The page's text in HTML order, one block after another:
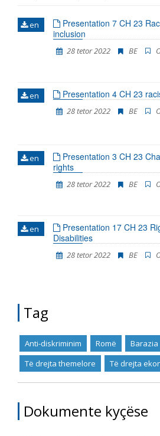
en
Presentation 7 CH 23
inclusion
28 tetor 2022 BE
en Presentation 4 CH 23
28 tetor 2022 BE
en
Presentation 3 CH 23
rights
28 tetor 2022 BE
en
Presentation 17 CH 23
Disabilities
28 tetor 2022 BE
Tag
Anti-diskriminim Romë
Barazia
Të drejta themelore
Të drejta
Dokumente kyçëse